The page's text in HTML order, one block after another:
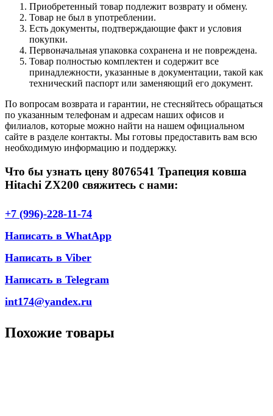
Приобретенный товар подлежит возврату и обмену.
Товар не был в употреблении.
Есть документы, подтверждающие факт и условия
покупки.
Первоначальная упаковка сохранена и не повреждена.
Товар полностью комплектен и содержит все
принадлежности, указанные в документации, такой как
технический паспорт или заменяющий его документ.
По вопросам возврата и гарантии, не стесняйтесь обращаться
по указанным телефонам и адресам наших офисов и
филиалов, которые можно найти на нашем официальном
сайте в разделе контакты. Мы готовы предоставить вам всю
необходимую информацию и поддержку.
Что бы узнать цену 8076541 Трапеция ковша
Hitachi ZX200 свяжитесь с нами:
+7 (996)-228-11-74
Написать в WhatApp
Написать в Viber
Написать в Telegram
int174@yandex.ru
Похожие товары